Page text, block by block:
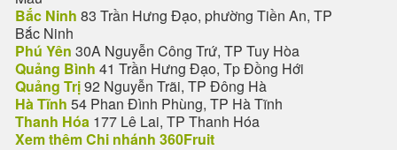
Bắc Ninh 83 Trần Hưng Đạo, phường Tiền An, TP
Bắc Ninh
Phú Yên 30A Nguyễn Công Trứ, TP Tuy Hòa
Quảng Bình 41 Trần Hưng Đạo, Tp Đồng Hới
Quảng Trị92 Nguyễn Trãi, TP Đông Hà
Hà Tĩnh 54 Phan Đình Phùng, TP Hà Tĩnh
Thanh Hóa 177 Lê Lai, TP Thanh Hóa
Xem thêm Chi nhánh 360Fruit